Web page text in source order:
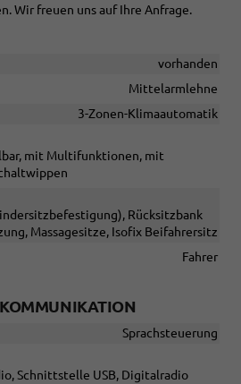
Wir freuen uns auf Ihre Anfrage.
vorhanden
Mittelarmlehne
3-Zonen-Klimaautomatik
mit Multifunktionen, mit
Rücksitzbank
Massagesitze, Isofix Beifahrersitz
Fahrer
Sprachsteuerung
Schnittstelle USB, Digitalradio